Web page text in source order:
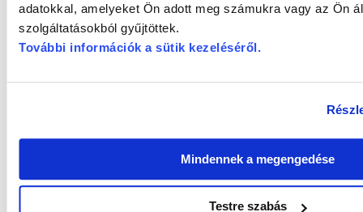
adatokkal, amelyeket Ön adott meg számukra vagy az Ön
szolgáltatásokból gyűjtöttek.
További információk a sütik kezeléséről.
Mindennek a megengedése
Testre szabás
A következő győri munkája azért ennél ugye jóval
AGyőri Nemzeti Színházbólkértek föl, hogy állítsam
meghívás már önmagában örömöt jelent, ez a történet
Szina
is fontos lesz számomra, hogy közvetlen, személyes
Házas ember vagyok, ami rengeteg örömöt és kihívást
alkotóként olyan történetekkel foglalkozzunk,